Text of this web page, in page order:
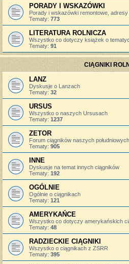
PORADY I WSKAZÓWKI
Porady i wskazówki remontowe, adresy
Tematy: 773
LITERATURA ROLNICZA
Wszystko co dotyczy książek o
Tematy: 91
CIĄGNIKI
LANZ
Dyskusje o Lanzach
Tematy: 32
URSUS
Wszystko o naszych Ursusach
Tematy: 1237
ZETOR
Forum ciągników naszych
Tematy: 905
INNE
Dyskusje na temat innych ciągników
Tematy: 192
OGÓLNIE
Ogólnie o ciągnikach
Tematy: 121
AMERYKAŃCE
Wszystko co dotyczy amerykańskich
Tematy: 48
RADZIECKIE CIĄGNIKI
Wszystko o ciągnikach z ZSRR
Tematy: 395